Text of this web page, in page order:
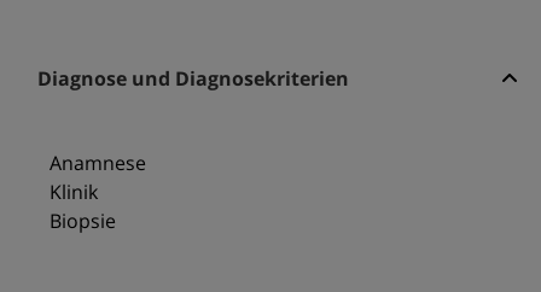
Diagnose und Diagnosekriterien
Anamnese
Klinik
Biopsie